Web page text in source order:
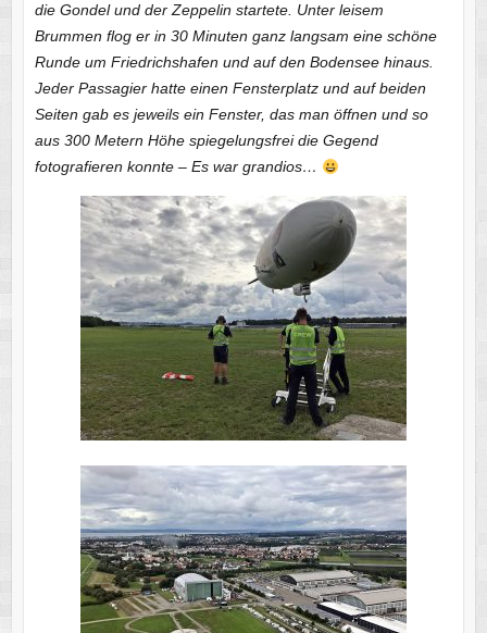
die Gondel und der Zeppelin startete. Unter leisem
Brummen flog er in 30 Minuten ganz langsam eine schöne
Runde um Friedrichshafen und auf den Bodensee hinaus.
Jeder Passagier hatte einen Fensterplatz und auf beiden
Seiten gab es jeweils ein Fenster, das man öffnen und so
aus 300 Metern Höhe spiegelungsfrei die Gegend
fotografieren konnte – Es war grandios…